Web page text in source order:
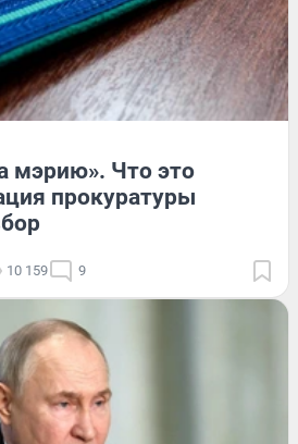
мэрию». Что это
прокуратуры
10 159 9